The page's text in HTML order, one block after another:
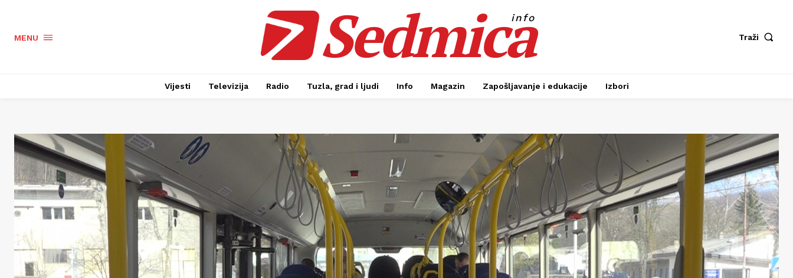
MENU Sedmica
info
Traži
Vijesti Televizija Radio Tuzla, grad i ljudi Info Magazin Zapošljavanje i edukacije Izbori